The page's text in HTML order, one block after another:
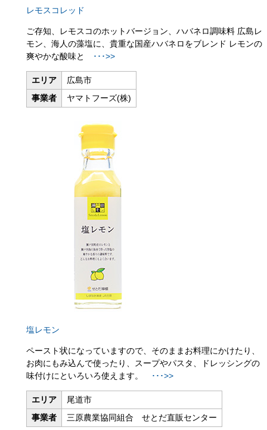
レモスコレッド
ご存知、レモスコのホットバージョン、ハバネロ調味料 広島レ
モン、海人の藻塩に、貴重な国産ハバネロをブレンド レモンの
爽やかな酸味と
･･･>>
エリア
広島市
事業者
ヤマトフーズ(株)
塩レモン
ペースト状になっていますので、そのままお料理にかけたり、
お肉にもみ込んで使ったり、スープやパスタ、ドレッシングの
味付けにといろいろ使えます。
･･･>>
エリア
尾道市
事業者
三原農業協同組合 せとだ直販センター